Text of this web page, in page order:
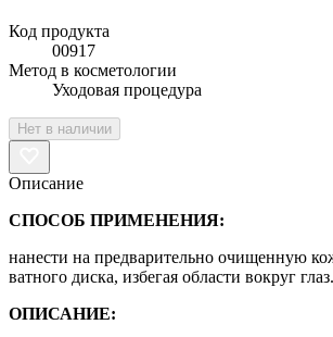
Код продукта
00917
Метод в косметологии
Уходовая процедура
Нет в наличии
Описание
СПОСОБ ПРИМЕНЕНИЯ:
нанести на предварительно очищенную
ватного диска, избегая области вокруг глаз.
ОПИСАНИЕ: